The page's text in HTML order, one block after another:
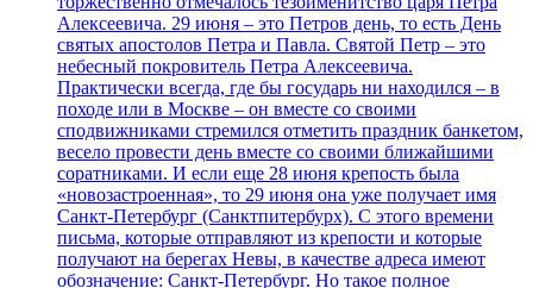
Алексеевича. 29 июня – это Петров день, то есть День
святых апостолов Петра и Павла. Святой Петр – это
небесный покровитель Петра Алексеевича.
Практически всегда, где бы государь ни находился – в
походе или в Москве – он вместе со своими
сподвижниками стремился отметить праздник банкетом,
весело провести день вместе со своими ближайшими
соратниками. И если еще 28 июня крепость была
«новозастроенная», то 29 июня она уже получает имя
Санкт-Петербург (Санктпитербурх). С этого времени
письма, которые отправляют из крепости и которые
получают на берегах Невы, в качестве адреса имеют
обозначение: Санкт-Петербург. Но такое полное